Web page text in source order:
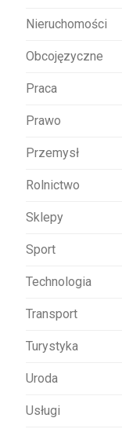
Nieruchomości
Obcojęzyczne
Praca
Prawo
Przemysł
Rolnictwo
Sklepy
Sport
Technologia
Transport
Turystyka
Uroda
Usługi